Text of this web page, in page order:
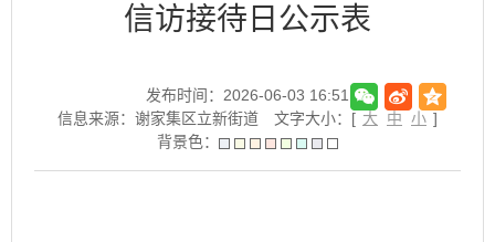
信访接待日公示表
发布时间：2026-06-03 16:51
信息来源：谢家集区立新街道
文字大小：[ 大 中 小 ]
背景色：